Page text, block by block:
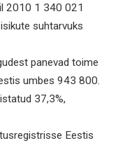
2010 1 340 021
suhtarvuks
panevad toime
umbes 943 800.
37,3%,
Eestis